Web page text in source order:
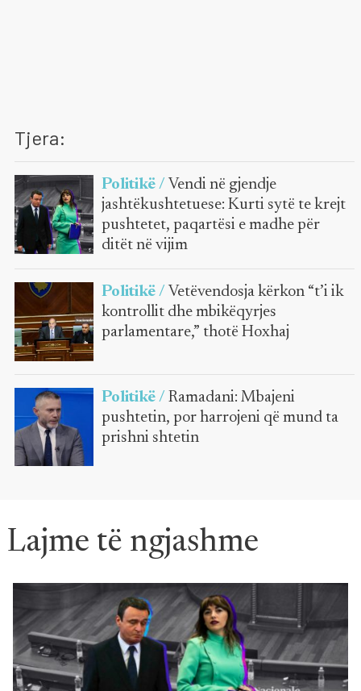
Tjera:
Politikë / Vendi në gjendje
jashtëkushtetuese: Kurti sytë te krejt
pushtetet, paqartësi e madhe për
ditët në vijim
Politikë / Vetëvendosja kërkon “t’i ik
kontrollit dhe mbikëqyrjes
parlamentare,” thotë Hoxhaj
Politikë / Ramadani: Mbajeni
pushtetin, por harrojeni që mund ta
prishni shtetin
Lajme të ngjashme